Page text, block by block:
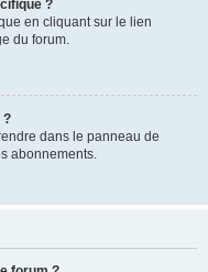
?
en cliquant sur le lien
du forum.
?
dans le panneau de
abonnements.